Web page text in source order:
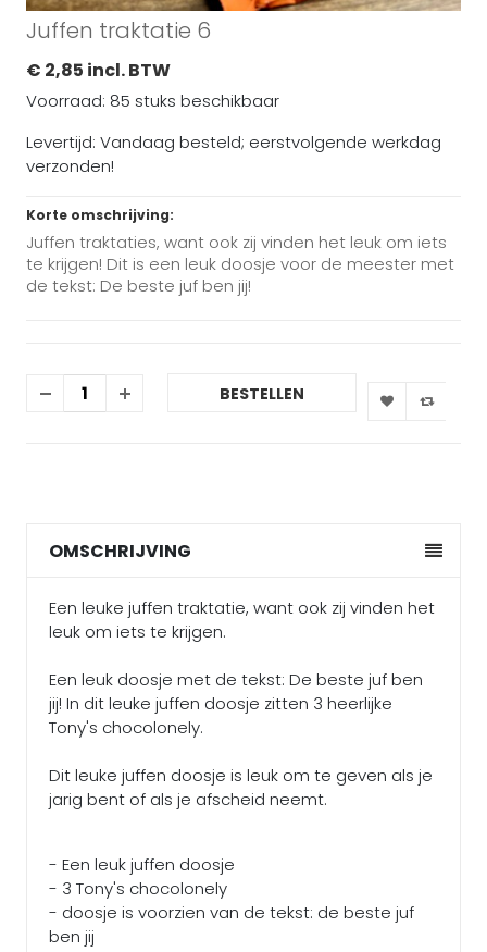
Juffen traktatie 6
€ 2,85 incl. BTW
Voorraad: 85 stuks beschikbaar
Levertijd: Vandaag besteld; eerstvolgende werkdag
verzonden!
Korte omschrijving:
Juffen traktaties, want ook zij vinden het leuk om iets
te krijgen! Dit is een leuk doosje voor de meester met
de tekst: De beste juf ben jij!
BESTELLEN
OMSCHRIJVING
Een leuke juffen traktatie, want ook zij vinden het
leuk om iets te krijgen.
Een leuk doosje met de tekst: De beste juf ben
jij! In dit leuke juffen doosje zitten 3 heerlijke
Tony's chocolonely.
Dit leuke juffen doosje is leuk om te geven als je
jarig bent of als je afscheid neemt.
- Een leuk juffen doosje
- 3 Tony's chocolonely
- doosje is voorzien van de tekst: de beste juf
ben jij